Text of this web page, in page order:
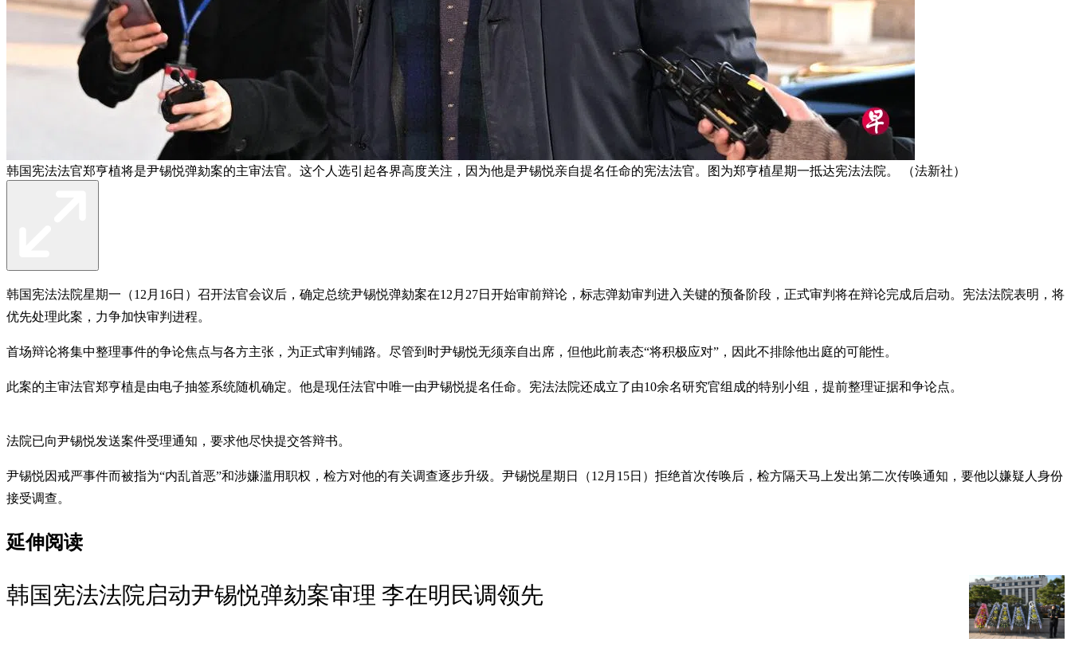
韩国宪法法官郑亨植将是尹锡悦弹劾案的主审法官。这个人选引起各界高度关注，因为他是尹锡悦亲自提名任命的宪法法官。图为郑亨植星期一抵达宪法法院。 （法新社）
韩国宪法法院星期一（12月16日）召开法官会议后，确定总统尹锡悦弹劾案在12月27日开始审前辩论，标志弹劾审判进入关键的预备阶段，正式审判将在辩论完成后启动。宪法法院表明，将
优先处理此案，力争加快审判进程。
首场辩论将集中整理事件的争论焦点与各方主张，为正式审判铺路。尽管到时尹锡悦无须亲自出席，但他此前表态“将积极应对”，因此不排除他出庭的可能性。
此案的主审法官郑亨植是由电子抽签系统随机确定。他是现任法官中唯一由尹锡悦提名任命。宪法法院还成立了由10余名研究官组成的特别小组，提前整理证据和争论点。
法院已向尹锡悦发送案件受理通知，要求他尽快提交答辩书。
尹锡悦因戒严事件而被指为“内乱首恶”和涉嫌滥用职权，检方对他的有关调查逐步升级。尹锡悦星期日（12月15日）拒绝首次传唤后，检方隔天马上发出第二次传唤通知，要他以嫌疑人身份
接受调查。
延伸阅读
韩国宪法法院启动尹锡悦弹劾案审理 李在明民调领先